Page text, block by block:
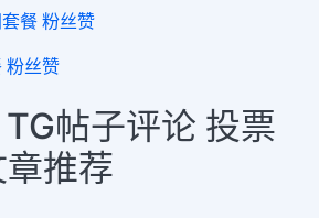
餐 粉丝赞
粉丝赞
帖子评论 投票
推荐